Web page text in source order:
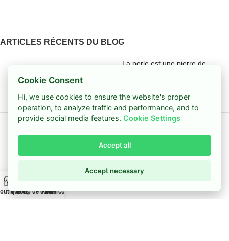
ARTICLES RÉCENTS DU BLOG
La perle est une pierre de
commentaire
Comment faire un bracelet
extensible
11 mars 2026
commentaire
A PROPOS DE MISSIU
Filtres
Coup de cœur
Panier
Mon compte
Cookie Consent
Hi, we use cookies to ensure the website's proper
operation, to analyze traffic and performance, and to
provide social media features.Cookie Settings
Accept all
Accept necessary